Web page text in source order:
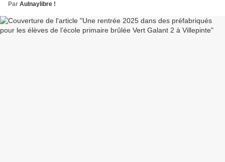
Par Aulnaylibre !